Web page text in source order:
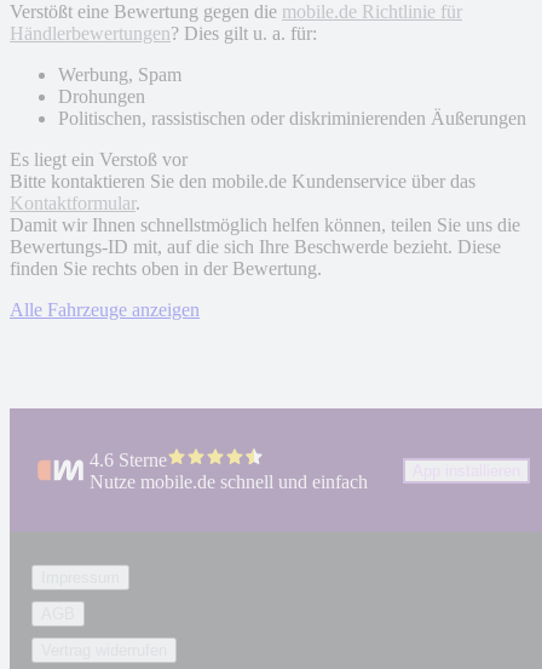
Verstößt eine Bewertung gegen die mobile.de Richtlinie für
Händlerbewertungen? Dies gilt u. a. für:
Werbung, Spam
Drohungen
Politischen, rassistischen oder diskriminierenden Äußerungen
Es liegt ein Verstoß vor
Bitte kontaktieren Sie den mobile.de Kundenservice über das
Kontaktformular.
Damit wir Ihnen schnellstmöglich helfen können, teilen Sie uns die
Bewertungs-ID mit, auf die sich Ihre Beschwerde bezieht. Diese
finden Sie rechts oben in der Bewertung.
Alle Fahrzeuge anzeigen
4.6 Sterne
Nutze mobile.de schnell und einfach